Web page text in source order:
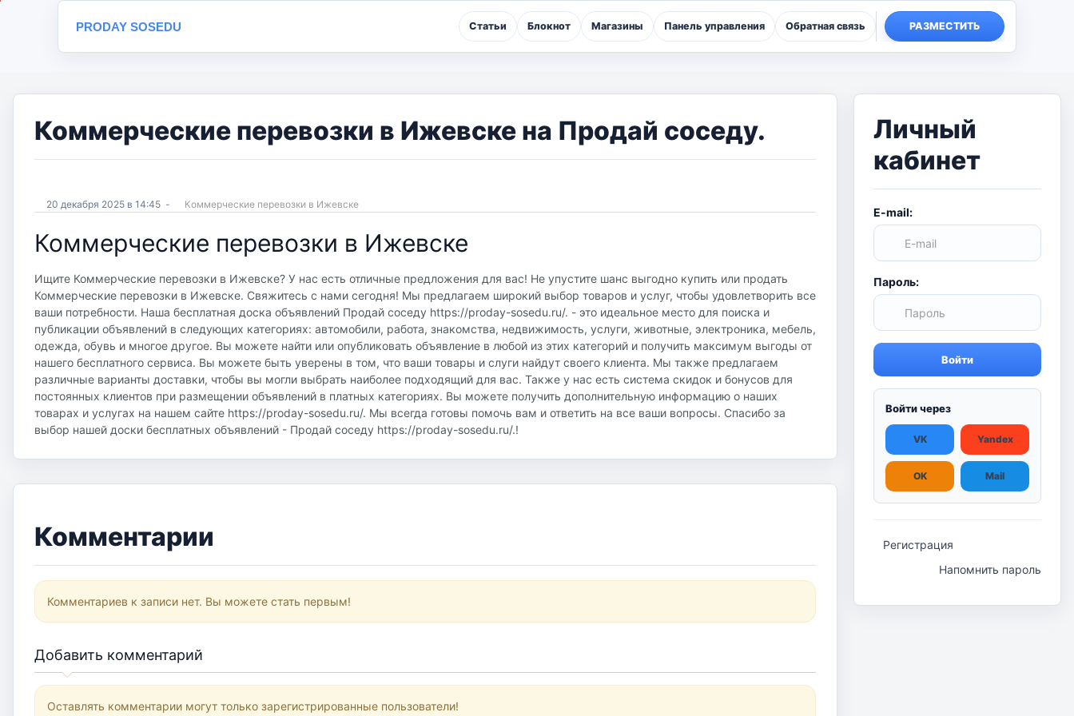
PRODAY SOSEDU Статьи Блокнот Магазины Панель управления Обратная связь РАЗМЕСТИТЬ
Коммерческие перевозки в Ижевске на Продай соседу.
20 декабря 2025 в 14:45 - Коммерческие перевозки в Ижевске
Коммерческие перевозки в Ижевске
Ищите Коммерческие перевозки в Ижевске? У нас есть отличные предложения для вас! Не упустите шанс выгодно купить или продать
Коммерческие перевозки в Ижевске. Свяжитесь с нами сегодня! Мы предлагаем широкий выбор товаров и услуг, чтобы удовлетворить все
ваши потребности. Наша бесплатная доска объявлений Продай соседу https://proday-sosedu.ru/. - это идеальное место для поиска и
публикации объявлений в следующих категориях: автомобили, работа, знакомства, недвижимость, услуги, животные, электроника, мебель,
одежда, обувь и многое другое. Вы можете найти или опубликовать объявление в любой из этих категорий и получить максимум выгоды от
нашего бесплатного сервиса. Вы можете быть уверены в том, что ваши товары и слуги найдут своего клиента. Мы также предлагаем
различные варианты доставки, чтобы вы могли выбрать наиболее подходящий для вас. Также у нас есть система скидок и бонусов для
постоянных клиентов при размещении объявлений в платных категориях. Вы можете получить дополнительную информацию о наших
товарах и услугах на нашем сайте https://proday-sosedu.ru/. Мы всегда готовы помочь вам и ответить на все ваши вопросы. Спасибо за
выбор нашей доски бесплатных объявлений - Продай соседу https://proday-sosedu.ru/.!
Комментарии
Комментариев к записи нет. Вы можете стать первым!
Добавить комментарий
Оставлять комментарии могут только зарегистрированные пользователи!
Личный
кабинет
E-mail:
Пароль:
Войти
Войти через
VK Yandex
OK Mail
Регистрация
Напомнить пароль